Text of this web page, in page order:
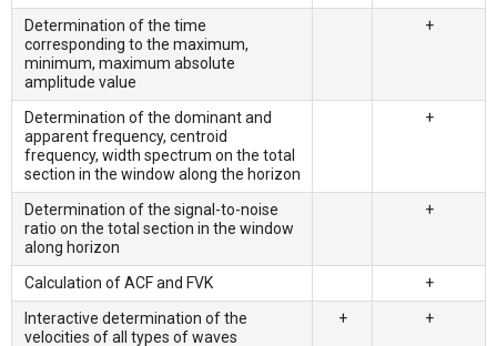
Determination of the time
corresponding to the maximum,
minimum, maximum absolute
amplitude value
+
Determination of the dominant and
apparent frequency, centroid
frequency, width spectrum on the total
section in the window along the horizon
+
Determination of the signal-to-noise
ratio on the total section in the window
along horizon
+
Calculation of ACF and FVK
+
Interactive determination of the
velocities of all types of waves
+ +